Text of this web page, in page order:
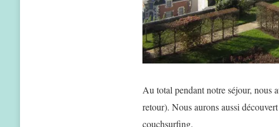
Au total pendant notre séjour, nous
retour). Nous aurons aussi
couchsurfing.